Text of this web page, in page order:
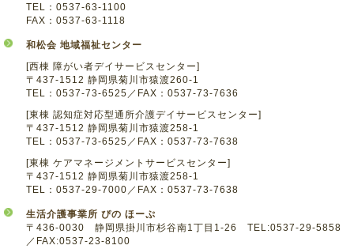
TEL：0537-63-1100
FAX：0537-63-1118
和松会 地域福祉センター
[西棟 障がい者デイサービスセンター]
〒437-1512 静岡県菊川市猿渡260-1
TEL：0537-73-6525／FAX：0537-73-7636
[東棟 認知症対応型通所介護デイサービスセンター]
〒437-1512 静岡県菊川市猿渡258-1
TEL：0537-73-6525／FAX：0537-73-7638
[東棟 ケアマネージメントサービスセンター]
〒437-1512 静岡県菊川市猿渡258-1
TEL：0537-29-7000／FAX：0537-73-7638
生活介護事業所 ぴの ほーぷ
〒436-0030 静岡県掛川市杉谷南1丁目1-26 TEL:0537-29-5858
／FAX:0537-23-8100